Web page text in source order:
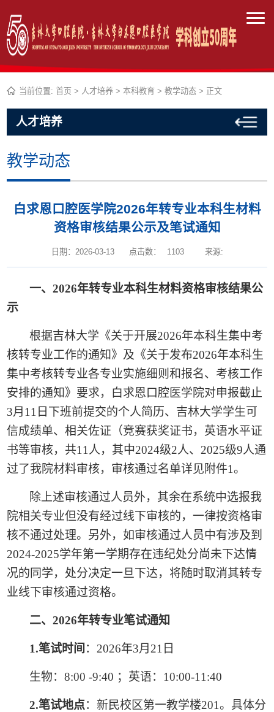
当前位置:首页 > 人才培养 >本科教育 >教学动态 > 正文
人才培养
教学动态
白求恩口腔医学院2026年转专业本科生材料
资格审核结果公示及笔试通知
日期：2026-03-13 点击数： 1103 来源:
一、2026年转专业本科生材料资格审核结果公
示
根据吉林大学《关于开展2026年本科生集中考
核转专业工作的通知》及《关于发布2026年本科生
集中考核转专业各专业实施细则和报名、考核工作
安排的通知》要求，白求恩口腔医学院对申报截止
3月 11 日下班前提交的个人简历、吉林大学学生可
信成绩单、相关佐证（竞赛获奖证书，英语水平证
书等审核，共11 人，其中2024级2人、 2025级9人通
过了我院材料审核，审核通过名单详见附件1 。
除上述审核通过人员外，其余在系统中选报我
院相关专业但没有经过线下审核的，一律按资格审
核不通过处理。另外，如审核通过人员中有涉及到
2024-2025学年第一学期存在违纪处分尚未下达情
况的同学，处分决定一旦下达，将随时取消其转专
业线下审核通过资格。
二、2026年转专业笔试通知
1.笔试时间 ： 2026年3月 21 日
生物：8:00 -9:40 ；英语： 10:00-11:40
2.笔试地点：新民校区第一教学楼201 。具体分